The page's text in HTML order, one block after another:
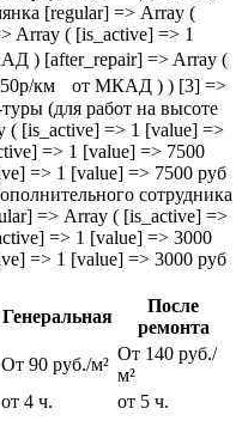
Генеральная
После
ремонта
От 90 руб./м²
От 140 руб./
м²
от 4 ч.
от 5 ч.